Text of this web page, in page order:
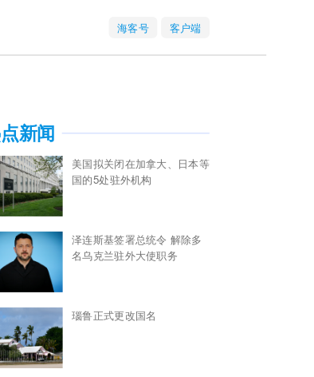
海客号 客户端
新闻
美国拟关闭在加拿大、日本等
国的5处驻外机构
泽连斯基签署总统令 解除多
名乌克兰驻外大使职务
瑙鲁正式更改国名